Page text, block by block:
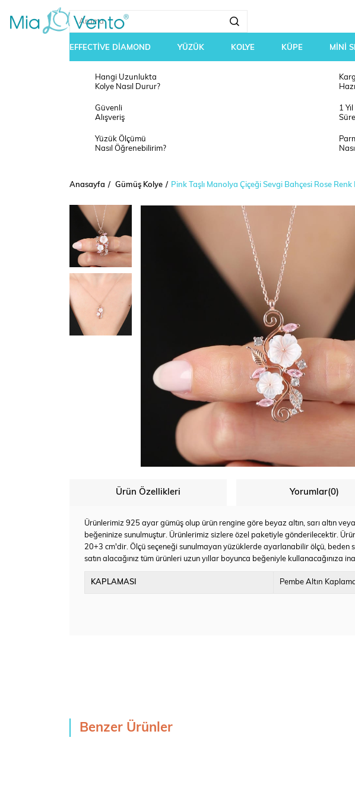
EFFECTİVE DİAMOND YÜZÜK KOLYE KÜPE MİNİ
Hangi Uzunlukta
Kolye Nasıl Durur?
Güvenli
Alışveriş
1
Yüzük Ölçümü
Nasıl Öğrenebilirim?
Anasayfa Gümüş Kolye Pink Taşlı Manolya Çiçeği Sevgi Bahçesi Rose
Ürün Özellikleri Yorumlar(0)
Ürünlerimiz 925 ayar gümüş olup ürün rengine göre beyaz altın, sarı altın
beğeninize sunulmuştur. Ürünlerimiz sizlere özel paketiyle gönderilecektir.
20+3 cm'dir. Ölçü seçeneği sunulmayan yüzüklerde ayarlanabilir ölçü, beden
satın alacağınız tüm ürünleri uzun yıllar boyunca beğeniyle kullanacağınıza
KAPLAMASI Pembe Altın
Benzer Ürünler